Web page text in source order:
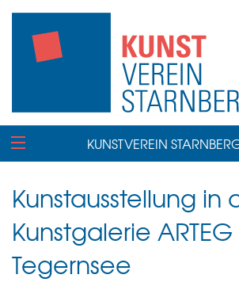
KUNSTVEREIN
Kunstausstellung in
Kunstgalerie
Tegernsee